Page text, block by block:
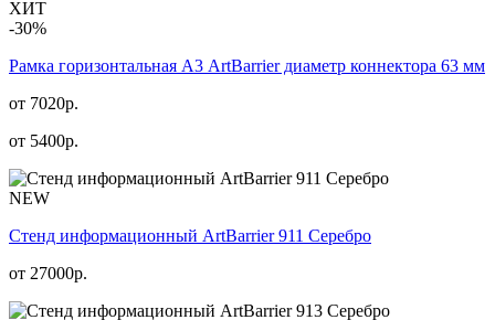
ХИТ
-30%
Рамка горизонтальная А3 ArtBarrier диаметр коннектора 63 мм
от 7020р.
от 5400р.
NEW
Стенд информационный АrtBarrier 911 Серебро
от 27000р.